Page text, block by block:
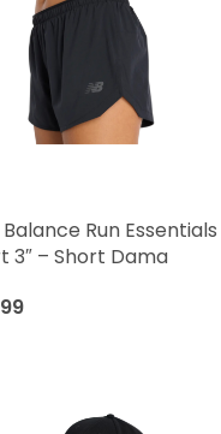
Run Essentials
3″ – Short Dama